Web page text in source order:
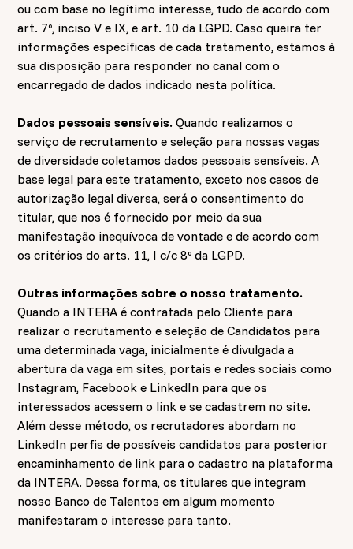
ou com base no legítimo interesse, tudo de acordo com
art. 7º, inciso V e IX, e art. 10 da LGPD. Caso queira ter
informações específicas de cada tratamento, estamos à
sua disposição para responder no canal com o
encarregado de dados indicado nesta política.
Dados pessoais sensíveis.Quando realizamos o
serviço de recrutamento e seleção para nossas vagas
de diversidade coletamos dados pessoais sensíveis. A
base legal para este tratamento, exceto nos casos de
autorização legal diversa, será o consentimento do
titular, que nos é fornecido por meio da sua
manifestação inequívoca de vontade e de acordo com
os critérios do arts. 11, I c/c 8º da LGPD.
Outras informações sobre o nosso tratamento.
Quando a INTERA é contratada pelo Cliente para
realizar o recrutamento e seleção de Candidatos para
uma determinada vaga, inicialmente é divulgada a
abertura da vaga em sites, portais e redes sociais como
Instagram, Facebook e LinkedIn para que os
interessados acessem o link e se cadastrem no site.
Além desse método, os recrutadores abordam no
LinkedIn perfis de possíveis candidatos para posterior
encaminhamento de link para o cadastro na plataforma
da INTERA. Dessa forma, os titulares que integram
nosso Banco de Talentos em algum momento
manifestaram o interesse para tanto.